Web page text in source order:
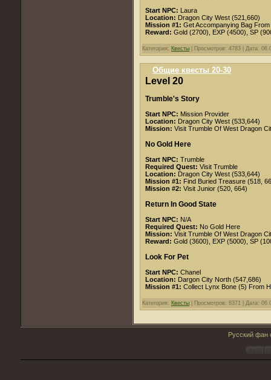
Start NPC: Laura
Location: Dragon City West (521,660)
Mission #1: Get Accompanying Bag
Reward: Gold (2700), EXP (4500), SP
Категория: Квесты | Просмотров: 4783 | Дата:
Общие квесты 20-30
Level 20
Trumble's Story
Start NPC: Mission Provider
Location: Dragon City West (533,644)
Mission: Visit Trumble Of West Dragon
No Gold Here
Start NPC: Trumble
Required Quest: Visit Trumble
Location: Dragon City West (533,644)
Mission #1: Find Buried Treasure (518,
Mission #2: Visit Junior (520, 664)
Return In Good State
Start NPC: N/A
Required Quest: No Gold Here
Mission: Visit Trumble Of West Dragon
Reward: Gold (3600), EXP (5000), SP
Look For Pet
Start NPC: Chanel
Location: Dargon City North (547,686)
Mission #1: Collect Lynx Bone (5) From
Категория: Квесты | Просмотров: 8371 | Дата:
Русский фан